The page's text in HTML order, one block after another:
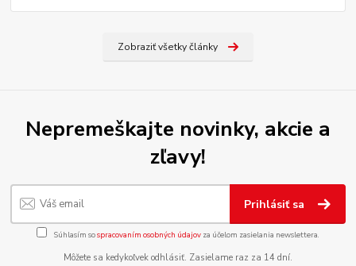
Zobraziť všetky články
Nepremeškajte novinky, akcie a
zľavy!
Prihlásiť sa
Súhlasím sospracovaním osobných údajov za účelom zasielania newslettera.
Môžete sa kedykoľvek odhlásiť. Zasielame raz za 14 dní.